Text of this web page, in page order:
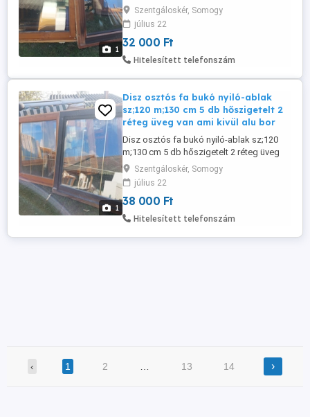
1
állapot egyben vételnél 32 ezer ft db csere
is érdekel.
Szentgáloskér, Somogy
július 22
32 000 Ft
Hitelesített telefonszám
1
Disz osztós fa bukó nyiló-ablak
sz;120 m;130 cm 5 db hőszigetelt 2
réteg üveg van ami kivül alu bor
Disz osztós fa bukó nyiló-ablak sz;120
m;130 cm 5 db hőszigetelt 2 réteg üveg
van ami kivül alu boritású ez levehető
egyben vételnél 38 ezer ft db csere is
érdekel.
Szentgáloskér, Somogy
július 22
38 000 Ft
Hitelesített telefonszám
‹ 1 2 13 14 ›